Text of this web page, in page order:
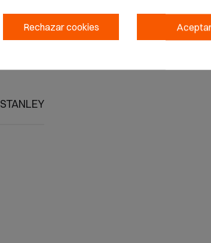
STANLEY
Rechazar cookies